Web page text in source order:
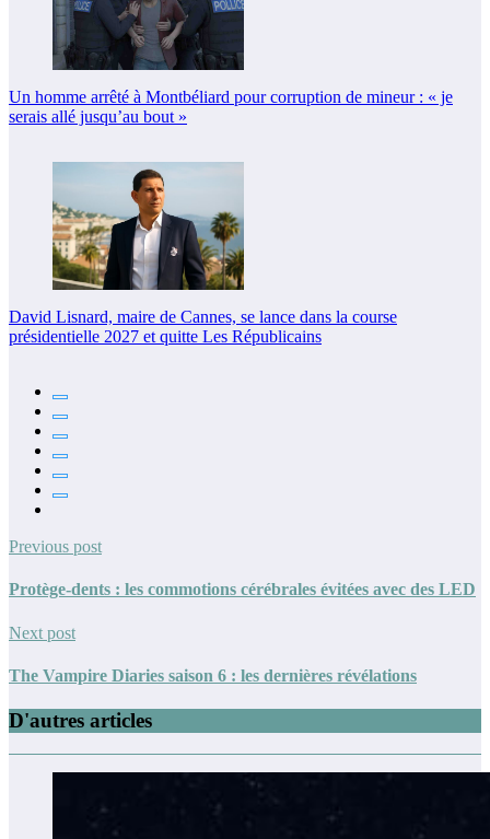
Un homme arrêté à Montbéliard pour corruption de mineur : « je
serais allé jusqu’au bout »
David Lisnard, maire de Cannes, se lance dans la course
présidentielle 2027 et quitte Les Républicains
Previous post
Protège-dents : les commotions cérébrales évitées avec des LED
Next post
The Vampire Diaries saison 6 : les dernières révélations
D'autres articles